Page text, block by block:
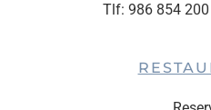
Tlf: 986 854